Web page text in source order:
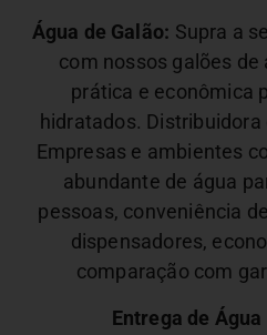
Água de Galão: Supra a
com nossos galões de
prática e econômica
hidratados.
Empresas e ambientes
abundante de água
pessoas, conveniência
dispensadores,
comparação com
Entrega de